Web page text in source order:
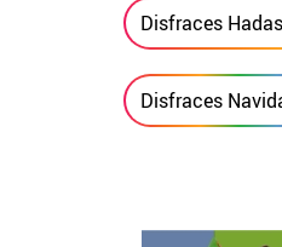
Disfraces
Disfraces